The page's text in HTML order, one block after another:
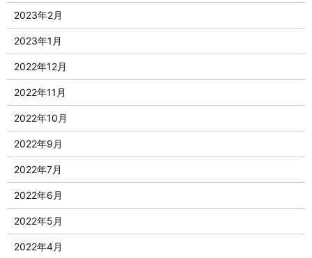
2023年2月
2023年1月
2022年12月
2022年11月
2022年10月
2022年9月
2022年7月
2022年6月
2022年5月
2022年4月